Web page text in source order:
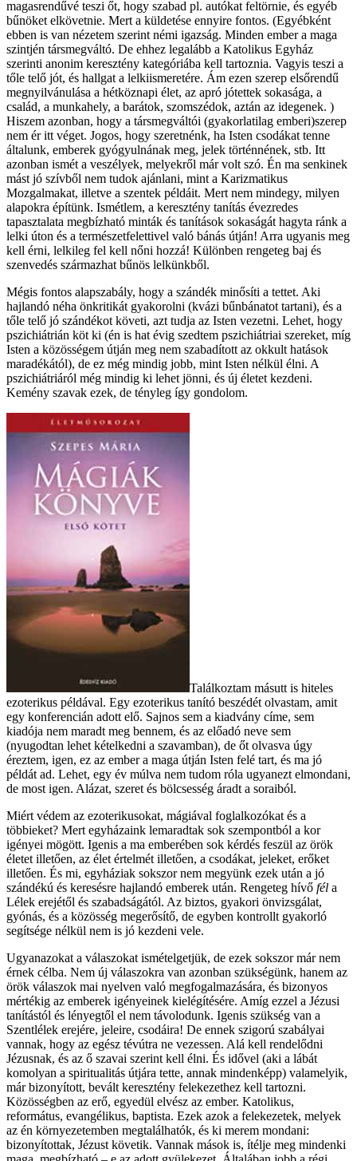
magasrendűvé teszi őt, hogy szabad pl. autókat feltörnie, és egyéb
bűnöket elkövetnie. Mert a küldetése ennyire fontos. (Egyébként
ebben is van nézetem szerint némi igazság. Minden ember a maga
szintjén társmegváltó. De ehhez legalább a Katolikus Egyház
szerinti anonim keresztény kategóriába kell tartoznia. Vagyis teszi a
tőle telő jót, és hallgat a lelkiismeretére. Ám ezen szerep elsőrendű
megnyilvánulása a hétköznapi élet, az apró jótettek sokasága, a
család, a munkahely, a barátok, szomszédok, aztán az idegenek. )
Hiszem azonban, hogy a társmegváltói (gyakorlatilag emberi)szerep
nem ér itt véget. Jogos, hogy szeretnénk, ha Isten csodákat tenne
általunk, emberek gyógyulnának meg, jelek történnének, stb. Itt
azonban ismét a veszélyek, melyekről már volt szó. Én ma senkinek
mást jó szívből nem tudok ajánlani, mint a Karizmatikus
Mozgalmakat, illetve a szentek példáit. Mert nem mindegy, milyen
alapokra építünk. Ismétlem, a keresztény tanítás évezredes
tapasztalata megbízható minták és tanítások sokaságát hagyta ránk a
lelki úton és a természetfelettivel való bánás útján! Arra ugyanis meg
kell érni, lelkileg fel kell nőni hozzá! Különben rengeteg baj és
szenvedés származhat bűnös lelkünkből.
Mégis fontos alapszabály, hogy a szándék minősíti a tettet. Aki
hajlandó néha önkritikát gyakorolni (kvázi bűnbánatot tartani), és a
tőle telő jó szándékot követi, azt tudja az Isten vezetni. Lehet, hogy
pszichiátrián köt ki (én is hat évig szedtem pszichiátriai szereket, míg
Isten a közösségem útján meg nem szabadított az okkult hatások
maradékától), de ez még mindig jobb, mint Isten nélkül élni. A
pszichiátriáról még mindig ki lehet jönni, és új életet kezdeni.
Kemény szavak ezek, de tényleg így gondolom.
Találkoztam másutt is hiteles
ezoterikus példával. Egy ezoterikus tanító beszédét olvastam, amit
egy konferencián adott elő. Sajnos sem a kiadvány címe, sem
kiadója nem maradt meg bennem, és az előadó neve sem
(nyugodtan lehet kételkedni a szavamban), de őt olvasva úgy
éreztem, igen, ez az ember a maga útján Isten felé tart, és ma jó
példát ad. Lehet, egy év múlva nem tudom róla ugyanezt elmondani,
de most igen. Alázat, szeret és bölcsesség áradt a soraiból.
Miért védem az ezoterikusokat, mágiával foglalkozókat és a
többieket? Mert egyházaink lemaradtak sok szempontból a kor
igényei mögött. Igenis a ma emberében sok kérdés feszül az örök
életet illetően, az élet értelmét illetően, a csodákat, jeleket, erőket
illetően. És mi, egyháziak sokszor nem megyünk ezek után a jó
szándékú és keresésre hajlandó emberek után. Rengeteg hívő fél a
Lélek erejétől és szabadságától. Az biztos, gyakori önvizsgálat,
gyónás, és a közösség megerősítő, de egyben kontrollt gyakorló
segítsége nélkül nem is jó kezdeni vele.
Ugyanazokat a válaszokat ismételgetjük, de ezek sokszor már nem
érnek célba. Nem új válaszokra van azonban szükségünk, hanem az
örök válaszok mai nyelven való megfogalmazására, és bizonyos
mértékig az emberek igényeinek kielégítésére. Amíg ezzel a Jézusi
tanítástól és lényegtől el nem távolodunk. Igenis szükség van a
Szentlélek erejére, jeleire, csodáira! De ennek szigorú szabályai
vannak, hogy az egész tévútra ne vezessen. Alá kell rendelődni
Jézusnak, és az ő szavai szerint kell élni. És idővel (aki a lábát
komolyan a spiritualitás útjára tette, annak mindenképp) valamelyik,
már bizonyított, bevált keresztény felekezethez kell tartozni.
Közösségben az erő, egyedül elvész az ember. Katolikus,
református, evangélikus, baptista. Ezek azok a felekezetek, melyek
az én környezetemben megtalálhatók, és ki merem mondani:
bizonyítottak, Jézust követik. Vannak mások is, ítélje meg mindenki